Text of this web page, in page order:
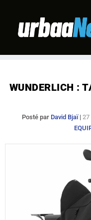
WUNDERLICH :
Posté par David Bjaï| 27